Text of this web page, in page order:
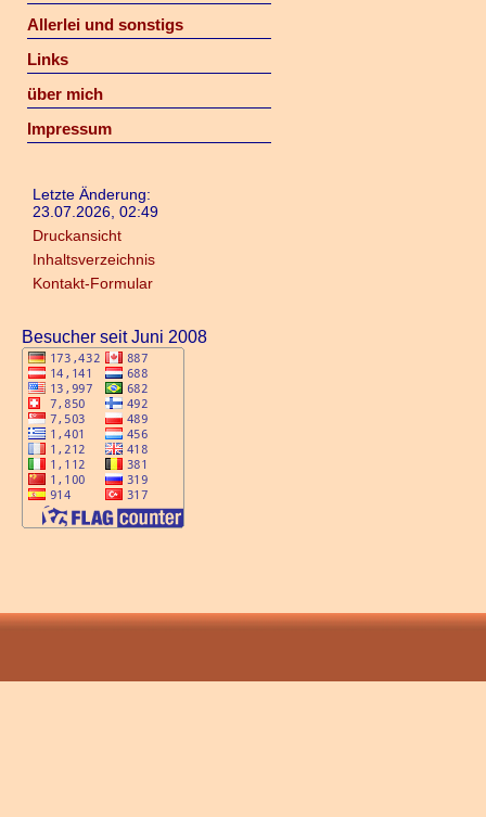
Allerlei und sonstigs
Links
über mich
Impressum
Letzte Änderung:
23.07.2026, 02:49
Druckansicht
Inhaltsverzeichnis
Kontakt-Formular
Besucher seit Juni 2008